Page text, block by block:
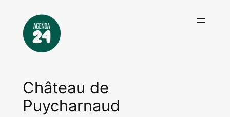
contenu
Château de
Puycharnaud